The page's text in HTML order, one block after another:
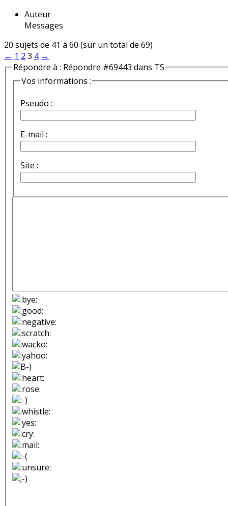
Auteur
Messages
20 sujets de 41 à 60 (sur un total de 69)
← 1 2 3 4 →
Répondre à : Répondre #69443 dans TS
Vos informations :
Pseudo :
E-mail :
Site :